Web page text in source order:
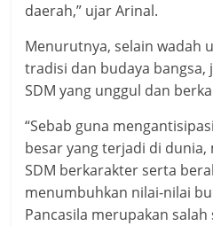
daerah,” ujar Arinal.
Menurutnya, selain wadah
tradisi dan budaya
SDM yang unggul dan
“Sebab guna
besar yang terjadi di
SDM berkarakter serta
menumbuhkan nilai-nilai
Pancasila merupakan